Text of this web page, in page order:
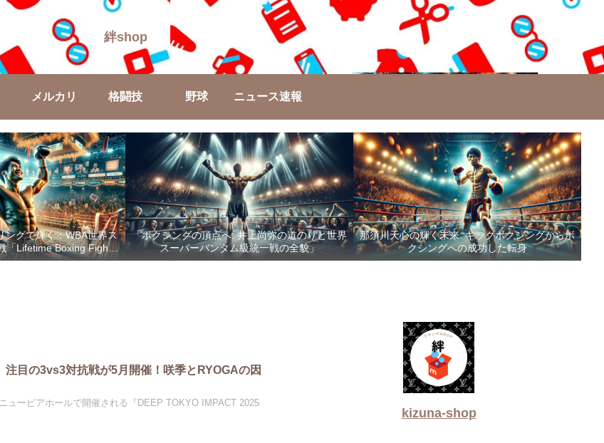
絆shop
メルカリ 格闘技 野球 ニュース速報
ングで輝く：WBA世界ス
「Lifetime Boxing Fights
18」
「ボクシングの頂点へ: 井上尚弥の道のりと世界
スーパーバンタム級統一戦の全貌」
那須川天心の輝く未来: キックボクシングからボ
クシングへの成功した転身
目の3vs3対抗戦が5月開催！咲季とRYOGAの因
ューピアホールで開催される『DEEP TOKYO IMPACT 2025
kizuna-shop